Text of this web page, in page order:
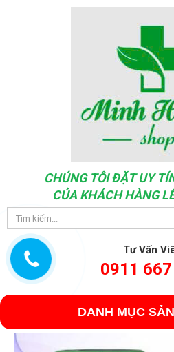
CHÚNG TÔI ĐẶT UY
CỦA KHÁCH HÀNG
Tư Vấn
0911
DANH MỤC